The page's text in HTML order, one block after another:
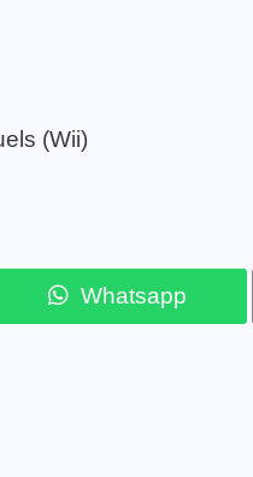
(Wii)
Whatsapp